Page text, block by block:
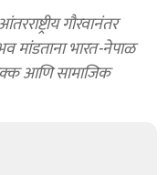
गौरवानंतर
मांडताना भारत-नेपाळ
हक्क आणि सामाजिक